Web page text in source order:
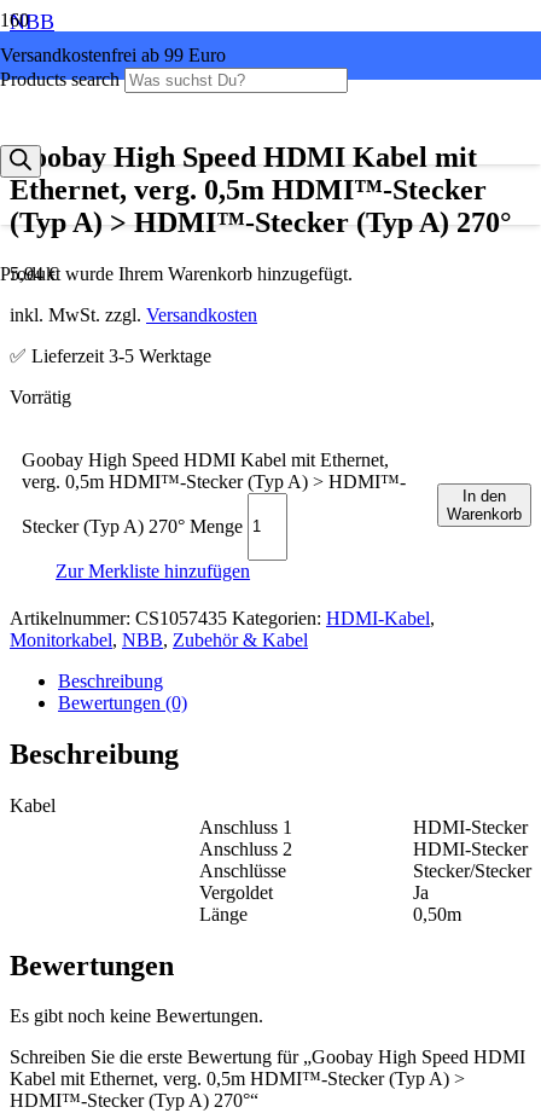
Versandkostenfrei ab 99 Euro
Products search
Produkt wurde Ihrem Warenkorb hinzugefügt.
NBB
Goobay High Speed HDMI Kabel mit
Ethernet, verg. 0,5m HDMI™-Stecker
(Typ A) > HDMI™-Stecker (Typ A) 270°
5,94€
inkl. MwSt. zzgl. Versandkosten
✅ Lieferzeit 3-5 Werktage
Goobay High Speed HDMI Kabel mit Ethernet,
verg. 0,5m HDMI™-Stecker (Typ A) > HDMI™-
Stecker (Typ A) 270° Menge
In den
Warenkorb
Zur Merkliste hinzufügen
Artikelnummer: CS1057435 Kategorien: HDMI-Kabel,
Monitorkabel, NBB, Zubehör & Kabel
Beschreibung
Bewertungen (0)
Beschreibung
Kabel
Anschluss 1
HDMI-Stecker
Anschluss 2
HDMI-Stecker
Anschlüsse
Stecker/Stecker
Vergoldet
Ja
Länge
0,50m
Bewertungen
Es gibt noch keine Bewertungen.
Schreiben Sie die erste Bewertung für „Goobay High Speed HDMI
Kabel mit Ethernet, verg. 0,5m HDMI™-Stecker (Typ A) >
HDMI™-Stecker (Typ A) 270°“